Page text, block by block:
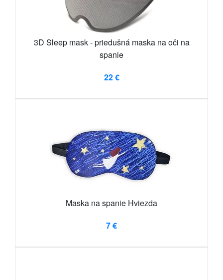
3D Sleep mask - priedušná maska ​​na oči na
spanie
22 €
Maska na spanie Hviezda
7 €